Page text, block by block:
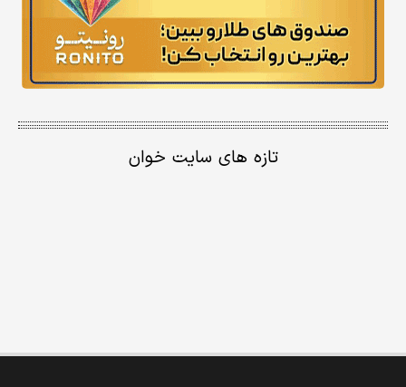
تازه های سایت خوان